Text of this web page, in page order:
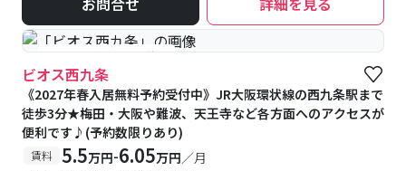
#予約受付中 #空室待ち
ビオス西九条
《2027年春入居無料予約受付中》JR大阪環状線の西九条駅まで
徒歩3分★梅田・大阪や難波、天王寺など各方面へのアクセスが
便利です♪(予約数限りあり)
賃料 5.5万円-6.05万円／月